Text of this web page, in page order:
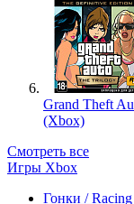
Grand Theft
(Xbox)
Смотреть все
Игры Xbox
Гонки / Racing